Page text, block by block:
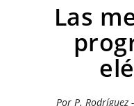
Las
Por P. Rodríguez